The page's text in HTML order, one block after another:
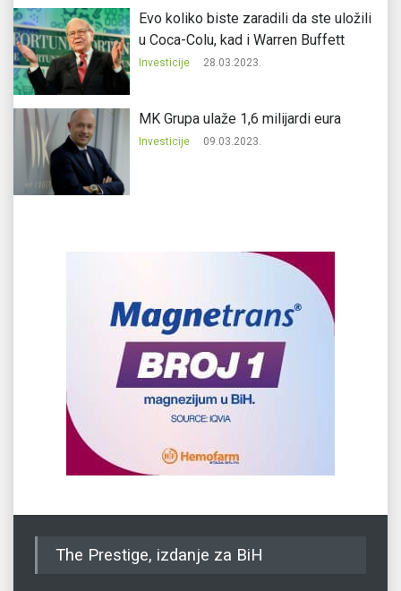
Evo koliko biste zaradili da ste uložili
u Coca-Colu, kad i Warren Buffett
Investicije 28.03.2023.
MK Grupa ulaže 1,6 milijardi eura
Investicije 09.03.2023.
The Prestige, izdanje za BiH